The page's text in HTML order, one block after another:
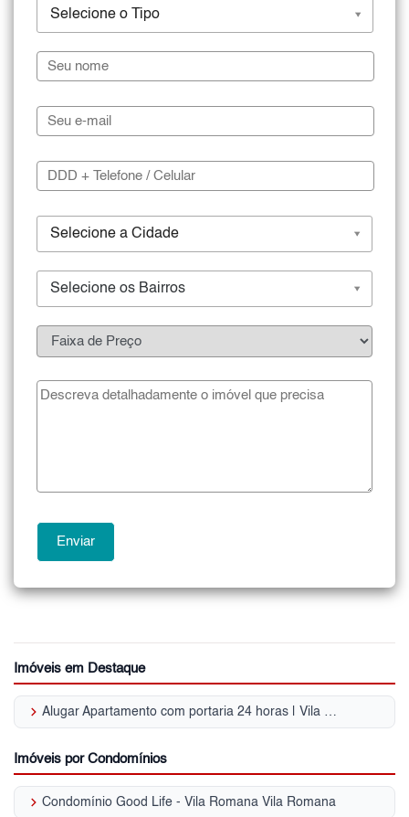
Selecione o Tipo
Selecione a Cidade
Selecione os Bairros
Imóveis em Destaque
keyboard_arrow_right Alugar Apartamento com portaria 24 horas | Vila Romana
Imóveis por Condomínios
keyboard_arrow_right Condomínio Good Life - Vila Romana Vila Romana